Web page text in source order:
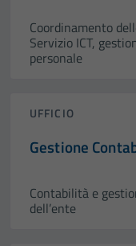
Coordinamento
Servizio ICT,
personale
UFFICIO
Gestione
Contabilità e
dell’ente